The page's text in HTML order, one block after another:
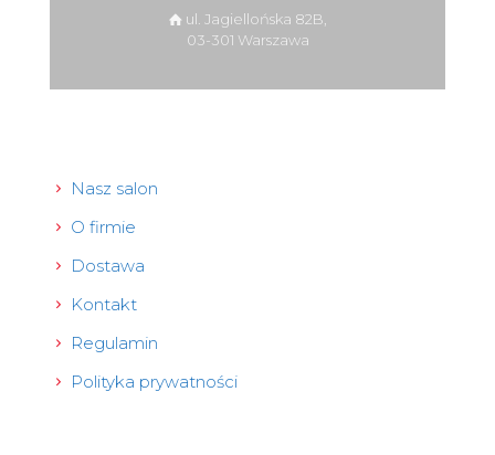
ul. Jagiellońska 82B,
03-301 Warszawa
Nasz salon
O firmie
Dostawa
Kontakt
Regulamin
Polityka prywatności